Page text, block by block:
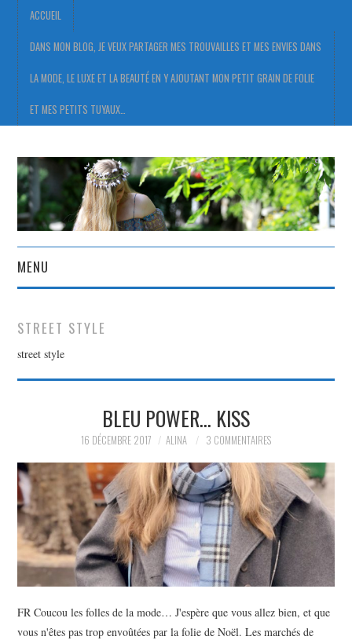
ACCUEIL
DANS MON BLOG, JE VEUX PARTAGER MES TROUVAILLES ET MES ENVIES DANS
LA MODE, LE LUXE ET LA BEAUTÉ EN Y AJOUTANT MON PETIT GRAIN DE FOLIE
ET MES PETITS TUYAUX…
MENU
DANS MON BLOG, JE VEUX
PARTAGER MES
TROUVAILLES ET MES
ENVIES DANS LA MODE, LE
LUXE ET LA BEAUTÉ EN Y
AJOUTANT MON PETIT
GRAIN DE FOLIE ET MES
PETITS TUYAUX…
STREET STYLE
street style
BLEU POWER… KISS
16 DÉCEMBRE 2017 ALINA 3 COMMENTAIRES
FR Coucou les folles de la mode… J'espère que vous allez bien, et que
vous n'êtes pas trop envoûtées par la folie de Noël. Les marchés de